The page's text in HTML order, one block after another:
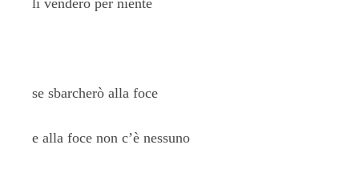
li venderò per niente
se sbarcherò alla foce
e alla foce non c’è nessuno